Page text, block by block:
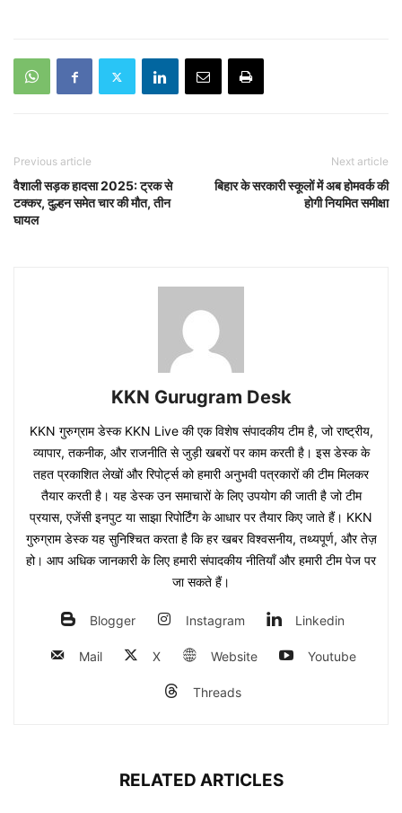
Previous article
वैशाली सड़क हादसा 2025: ट्रक से
टक्कर, दुल्हन समेत चार की मौत, तीन
घायल
Next article
बिहार के सरकारी स्कूलों में अब होमवर्क की
होगी नियमित समीक्षा
KKN Gurugram Desk
KKN गुरुग्राम डेस्क KKN Live की एक विशेष संपादकीय टीम है, जो राष्ट्रीय,
व्यापार, तकनीक, और राजनीति से जुड़ी खबरों पर काम करती है। इस डेस्क के
तहत प्रकाशित लेखों और रिपोर्ट्स को हमारी अनुभवी पत्रकारों की टीम मिलकर
तैयार करती है। यह डेस्क उन समाचारों के लिए उपयोग की जाती है जो टीम
प्रयास, एजेंसी इनपुट या साझा रिपोर्टिंग के आधार पर तैयार किए जाते हैं। KKN
गुरुग्राम डेस्क यह सुनिश्चित करता है कि हर खबर विश्वसनीय, तथ्यपूर्ण, और तेज़
हो। आप अधिक जानकारी के लिए हमारी संपादकीय नीतियाँ और हमारी टीम पेज पर
जा सकते हैं।
Blogger Instagram Linkedin
Mail X Website Youtube
Threads
RELATED ARTICLES